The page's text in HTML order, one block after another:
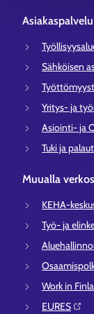
Asiakaspalvelu
Sähköisen
Yritys- ja
Asiointi- ja
Tuki ja
Muualla
KEHA-
Työ- ja
Work in
EURES⁠